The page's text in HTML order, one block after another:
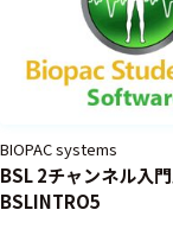
BIOPAC systems
BSL 2チャンネル入
BSLINTRO5